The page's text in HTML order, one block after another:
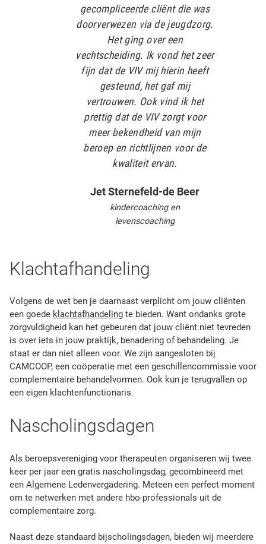
gecompliceerde cliënt die was
doorverwezen via de jeugdzorg.
Het ging over een
vechtscheiding. Ik vond het zeer
fijn dat de VIV mij hierin heeft
gesteund, het gaf mij
vertrouwen. Ook vind ik het
prettig dat de VIV zorgt voor
meer bekendheid van mijn
beroep en richtlijnen voor de
kwaliteit ervan.
Jet Sternefeld-de Beer
kindercoaching en
levenscoaching
Klachtafhandeling
Volgens de wet ben je daarnaast verplicht om jouw cliënten
een goede klachtafhandeling te bieden. Want ondanks grote
zorgvuldigheid kan het gebeuren dat jouw cliënt niet tevreden
is over iets in jouw praktijk, benadering of behandeling. Je
staat er dan niet alleen voor. We zijn aangesloten bij
CAMCOOP, een coöperatie met een geschillencommissie voor
complementaire behandelvormen. Ook kun je terugvallen op
een eigen klachtenfunctionaris.
Nascholingsdagen
Als beroepsvereniging voor therapeuten organiseren wij twee
keer per jaar een gratis nascholingsdag, gecombineerd met
een Algemene Ledenvergadering. Meteen een perfect moment
om te netwerken met andere hbo-professionals uit de
complementaire zorg.
Naast deze standaard bijscholingsdagen, bieden wij meerdere